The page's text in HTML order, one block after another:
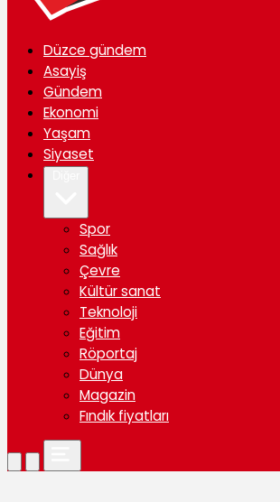
Düzce gündem
Asayiş
Gündem
Ekonomi
Yaşam
Siyaset
Spor
Sağlık
Çevre
Kültür sanat
Teknoloji
Eğitim
Röportaj
Dünya
Magazin
Fındık fiyatları